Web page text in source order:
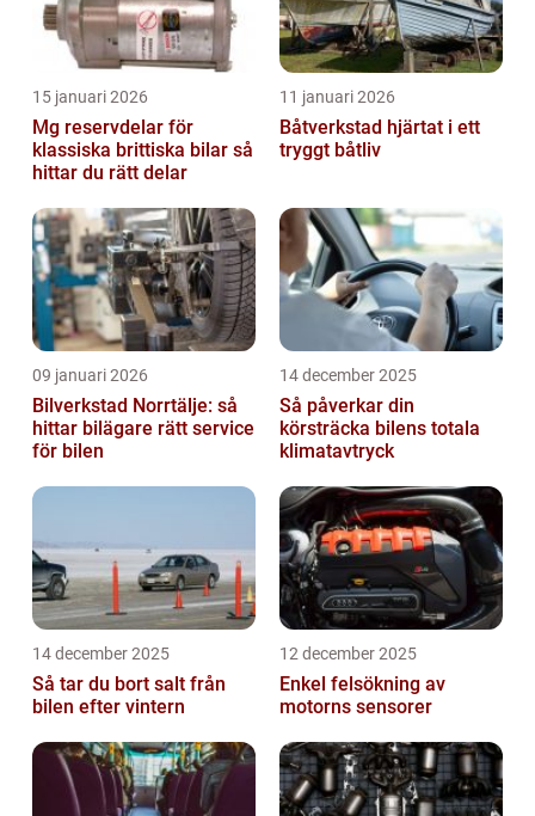
15 januari 2026
Mg reservdelar för
klassiska brittiska bilar så
hittar du rätt delar
11 januari 2026
Båtverkstad hjärtat i ett
tryggt båtliv
09 januari 2026
Bilverkstad Norrtälje: så
hittar bilägare rätt service
för bilen
14 december 2025
Så påverkar din
körsträcka bilens totala
klimatavtryck
14 december 2025
Så tar du bort salt från
bilen efter vintern
12 december 2025
Enkel felsökning av
motorns sensorer